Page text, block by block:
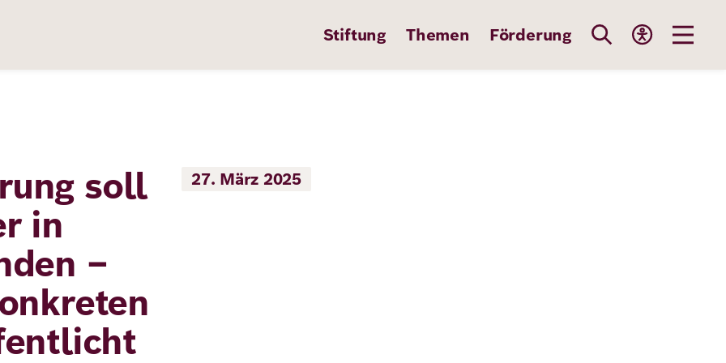
Stiftung Themen Förderung
soll
in
–
27. März 2025